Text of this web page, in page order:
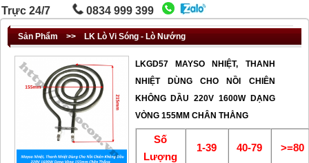
Trực 24/7
0834 999 399
Sản Phẩm >> LK Lò Vi Sóng - Lò Nướng
LKGD57 MAYSO NHIỆT, THANH
NHIỆT DÙNG CHO NỒI CHIÊN
KHÔNG DẦU 220V 1600W DẠNG
VÒNG 155MM CHÂN THẲNG
Số
Lượng
1-39 40-79 >=80